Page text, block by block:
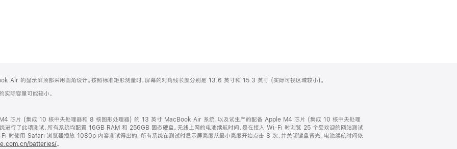
Air 的显示屏顶部采用圆角设计。按照标准矩形测量时，屏幕的对角线长度分别是 13.6 英寸和 15.3 英寸 (实际可视区域较小)。
际容量可能较小。
芯片 (集成 10 核中央处理器和 8 核图形处理器) 的 13 英寸 MacBook Air 系统，以及试生产的配备 Apple M4 芯片 (集成 10 核中央处理
行了此项测试，所有系统均配置 16GB RAM 和 256GB 固态硬盘。无线上网的电池续航时间，是在接入 Wi-Fi 时浏览 25 个受欢迎的网站测试
时使用 Safari 浏览器播放 1080p 内容测试得出的。所有系统在测试时显示屏亮度从最小亮度开始点击 8 次，并关闭键盘背光。电池续航时间依
batteries/。